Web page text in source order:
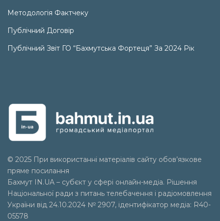
Методологія Фактчеку
Публічний Договір
Публічний Звіт ГО “Бахмутська Фортеця” За 2024 Рік
© 2025 При використанні матеріалів сайту обов’язкове
пряме посилання
Бахмут IN.UA – субєкт у сфері онлайн-медіа. Рішення
Національної ради з питань телебачення і радіомовлення
України від 24.10.2024 № 2907, ідентифікатор медіа: R40-
05578